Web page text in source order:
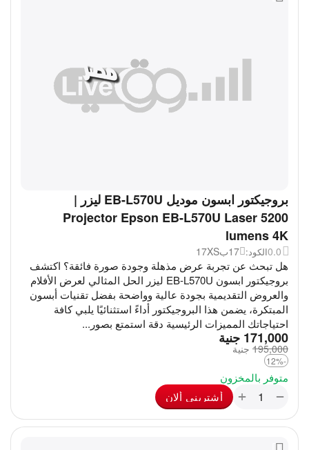
بروجيكتور ابسون موديل EB-L570U ليزر |
Projector Epson EB-L570U Laser 5200
lumens 4K
0.0الكود: 17ب17XS
هل تبحث عن تجربة عرض مذهلة وجودة صورة فائقة؟ اكتشف
بروجيكتور ابسون EB-L570U ليزر الحل المثالي لعرض الأفلام
والعروض التقديمية بجودة عالية وواضحة بفضل تقنيات أبسون
المبتكرة، يضمن هذا البروجيكتور أداءً استثنائيًا يلبي كافة
احتياجاتك المميزات الرئيسية دقة استمتع بصور...
جنية 171,000
جنية 195,000
-12%
متوفر بالمخزون
+ − أشترينى ألان